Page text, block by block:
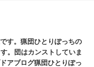
す。猟団ひとりぽっちの
。団はカンストしていま
アブログ猟団ひとりぽっ